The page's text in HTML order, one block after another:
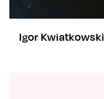
Igor Kwiatkowski